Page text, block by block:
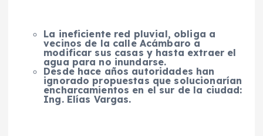
La ineficiente red pluvial, obliga a
vecinos de la calle Acámbaro a
modificar sus casas y hasta extraer el
agua para no inundarse.
Desde hace años autoridades han
ignorado propuestas que solucionarían
encharcamientos en el sur de la ciudad:
Ing. Elías Vargas.